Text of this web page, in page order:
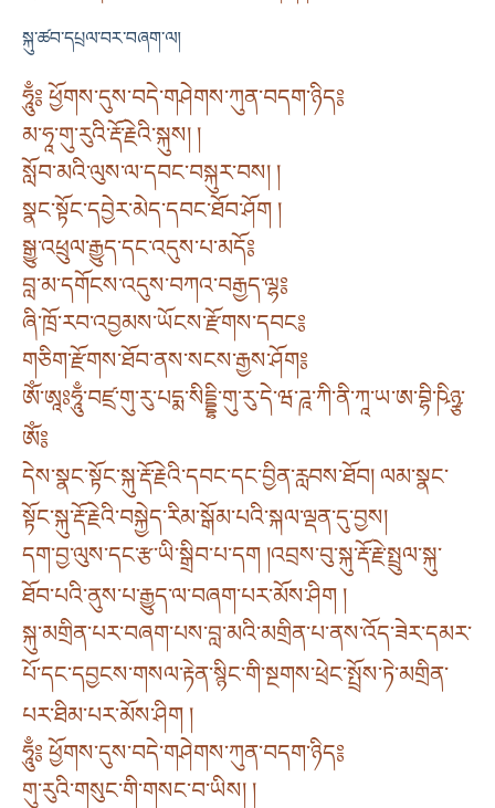
སྐུ་ཚབ་དཔྲལ་བར་བཞག་ལ།
ཧཱུྃ༔ ཕྱོགས་དུས་བདེ་གཤེགས་ཀུན་བདག་ཉིད༔
མ་ཧཱ་གུ་རུའི་རྡོ་རྗེའི་སྐུས། །
སློབ་མའི་ལུས་ལ་དབང་བསྐུར་བས། །
སྣང་སྟོང་དབྱེར་མེད་དབང་ཐོབ་ཤོག །
སྒྱུ་འཕྲུལ་རྒྱུད་དང་འདུས་པ་མདོ༔
བླ་མ་དགོངས་འདུས་བཀའ་བརྒྱད་ལྷ༔
ཞི་ཁྲོ་རབ་འབྱམས་ཡོངས་རྫོགས་དབང༔
གཅིག་རྫོགས་ཐོབ་ནས་སངས་རྒྱས་ཤོག༔
ཨོཾ་ཨཱཿཧཱུྃ་བཛྲ་གུ་རུ་པདྨ་སིདྡྷི་གུ་རུ་དེ་ཝ་ཌཱ་ཀི་ནི་ཀཱ་ཡ་ཨ་བྷི་ཥིཉྩ་
ཨོཾ༔
དེས་སྣང་སྟོང་སྐུ་རྡོ་རྗེའི་དབང་དང་བྱིན་རླབས་ཐོབ། ལམ་སྣང་
སྟོང་སྐུ་རྡོ་རྗེའི་བསྐྱེད་རིམ་སྒོམ་པའི་སྐལ་ལྡན་དུ་བྱས།
དག་བྱ་ལུས་དང་རྩ་ཡི་སྒྲིབ་པ་དག །འབྲས་བུ་སྐུ་རྡོ་རྗེ་སྤྲུལ་སྐུ་
ཐོབ་པའི་ནུས་པ་རྒྱུད་ལ་བཞག་པར་མོས་ཤིག །
སྐུ་མགྲིན་པར་བཞག་པས་བླ་མའི་མགྲིན་པ་ནས་འོད་ཟེར་དམར་
པོ་དང་དབྱངས་གསལ་རྟེན་སྙིང་གི་སྔགས་ཕྲེང་སྤྲོས་ཏེ་མགྲིན་
པར་ཐིམ་པར་མོས་ཤིག །
ཧཱུྃ༔ ཕྱོགས་དུས་བདེ་གཤེགས་ཀུན་བདག་ཉིད༔
གུ་རུའི་གསུང་གི་གསང་བ་ཡིས། །